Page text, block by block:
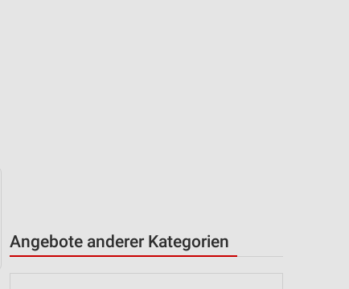
Angebote anderer Kategorien